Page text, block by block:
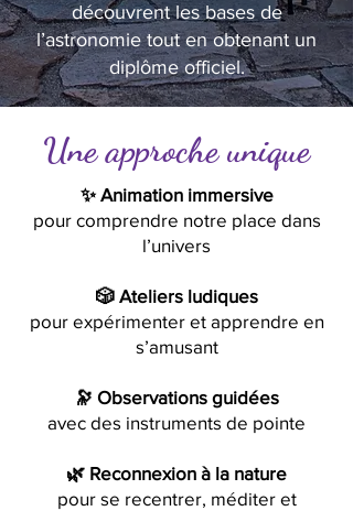
découvrent les bases de
l’astronomie tout en obtenant un
diplôme officiel.
Une approche unique
✨ Animation immersive
pour comprendre notre place dans
l’univers
🎲 Ateliers ludiques
pour expérimenter et apprendre en
s’amusant
🔭 Observations guidées
avec des instruments de pointe
🌿 Reconnexion à la nature
pour se recentrer, méditer et